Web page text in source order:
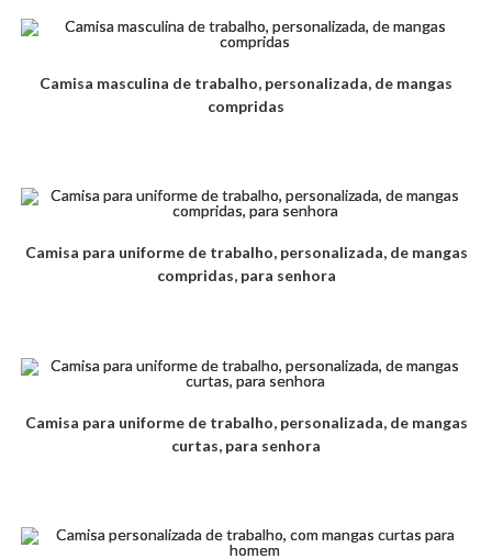
Camisa masculina de trabalho, personalizada, de mangas
compridas
Camisa para uniforme de trabalho, personalizada, de mangas
compridas, para senhora
Camisa para uniforme de trabalho, personalizada, de mangas
curtas, para senhora